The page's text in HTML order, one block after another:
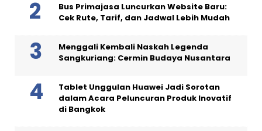
Bus Primajasa Luncurkan Website Baru:
Cek Rute, Tarif, dan Jadwal Lebih Mudah
Menggali Kembali Naskah Legenda
Sangkuriang: Cermin Budaya Nusantara
Tablet Unggulan Huawei Jadi Sorotan
dalam Acara Peluncuran Produk Inovatif
di Bangkok